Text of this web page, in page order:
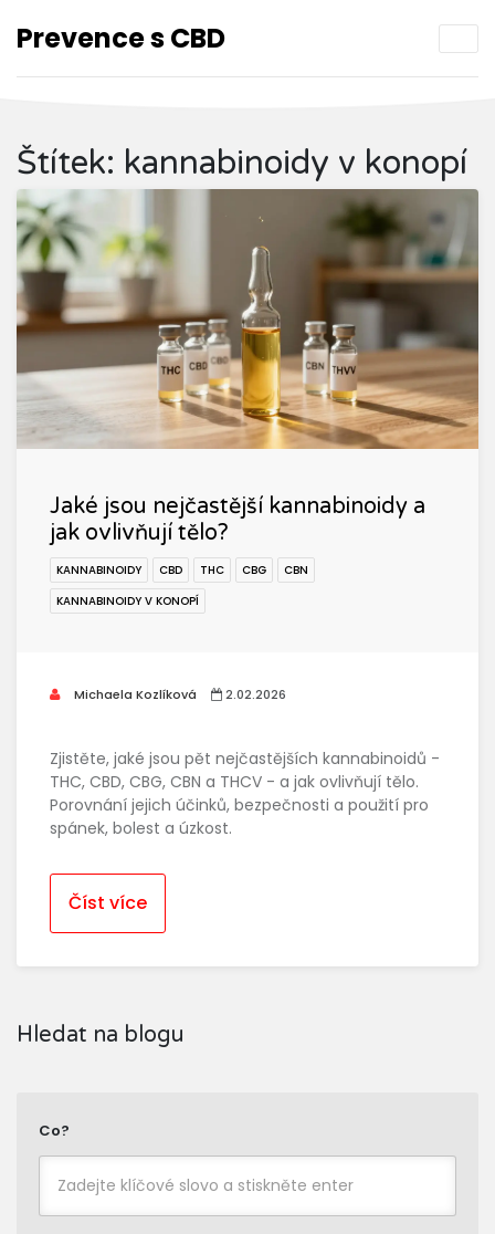
Prevence s CBD
Štítek: kannabinoidy v konopí
Jaké jsou nejčastější kannabinoidy a
jak ovlivňují tělo?
KANNABINOIDY CBD THC CBG
CBN
KANNABINOIDY V KONOPÍ
Michaela Kozlíková 2.02.2026
Zjistěte, jaké jsou pět nejčastějších kannabinoidů -
THC, CBD, CBG, CBN a THCV - a jak ovlivňují tělo.
Porovnání jejich účinků, bezpečnosti a použití pro
spánek, bolest a úzkost.
Číst více
Hledat na blogu
Co?